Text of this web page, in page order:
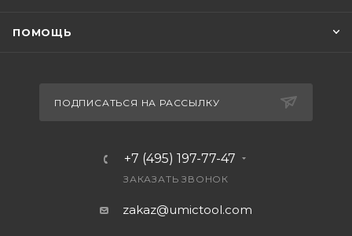
ПОМОЩЬ
ПОДПИСАТЬСЯ НА РАССЫЛКУ
+7 (495) 197-77-47
ЗАКАЗАТЬ ЗВОНОК
zakaz@umictool.com